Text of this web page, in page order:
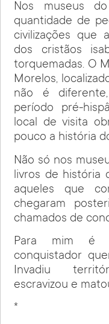
Nos museus
quantidade de
civilizações que
dos cristãos
torquemadas. O
Morelos,
não é
período pré-
local de visita
pouco a história
Não só nos
livros de história
aqueles que
chegaram
chamados de
Para mim é
conquistador
Invadiu
escravizou e
*